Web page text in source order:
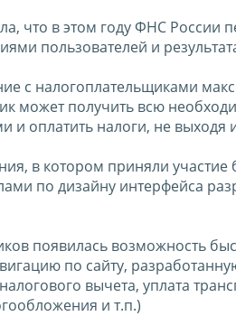
что в этом году ФНС
пользователей и
с налогоплательщиками
может получить всю
и оплатить налоги, не выходя
в котором приняли
по дизайну интерфейса
появилась возможность
по сайту,
вычета, уплата
и т.п.)